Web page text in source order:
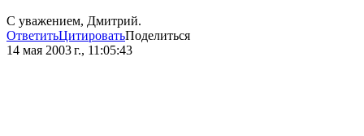
С уважением, Дмитрий.
ОтветитьЦитироватьПоделиться
14 мая 2003 г., 11:05:43